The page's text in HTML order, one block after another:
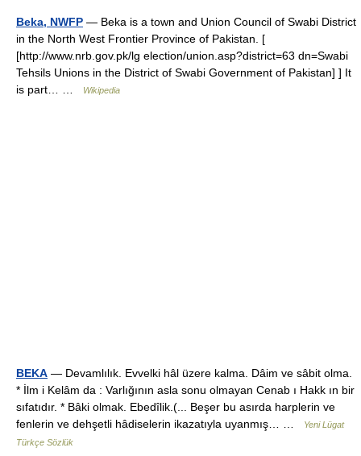
Beka, NWFP — Beka is a town and Union Council of Swabi District
in the North West Frontier Province of Pakistan. [
[http://www.nrb.gov.pk/lg election/union.asp?district=63 dn=Swabi
Tehsils Unions in the District of Swabi Government of Pakistan] ] It
is part… …
Wikipedia
BEKA — Devamlılık. Evvelki hâl üzere kalma. Dâim ve sâbit olma.
* İlm i Kelâm da : Varlığının asla sonu olmayan Cenab ı Hakk ın bir
sıfatıdır. * Bâki olmak. Ebedîlik.(... Beşer bu asırda harplerin ve
fenlerin ve dehşetli hâdiselerin ikazatıyla uyanmış… …
Yeni Lügat
Türkçe Sözlük